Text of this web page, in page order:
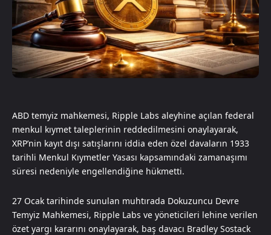
ABD temyiz mahkemesi, Ripple Labs aleyhine açılan federal
menkul kıymet taleplerinin reddedilmesini onaylayarak,
XRP’nin kayıt dışı satışlarını iddia eden özel davaların 1933
tarihli Menkul Kıymetler Yasası kapsamındaki zamanaşımı
süresi nedeniyle engellendiğine hükmetti.
27 Ocak tarihinde sunulan muhtırada Dokuzuncu Devre
Temyiz Mahkemesi, Ripple Labs ve yöneticileri lehine verilen
özet yargı kararını onaylayarak, baş davacı Bradley Sostack